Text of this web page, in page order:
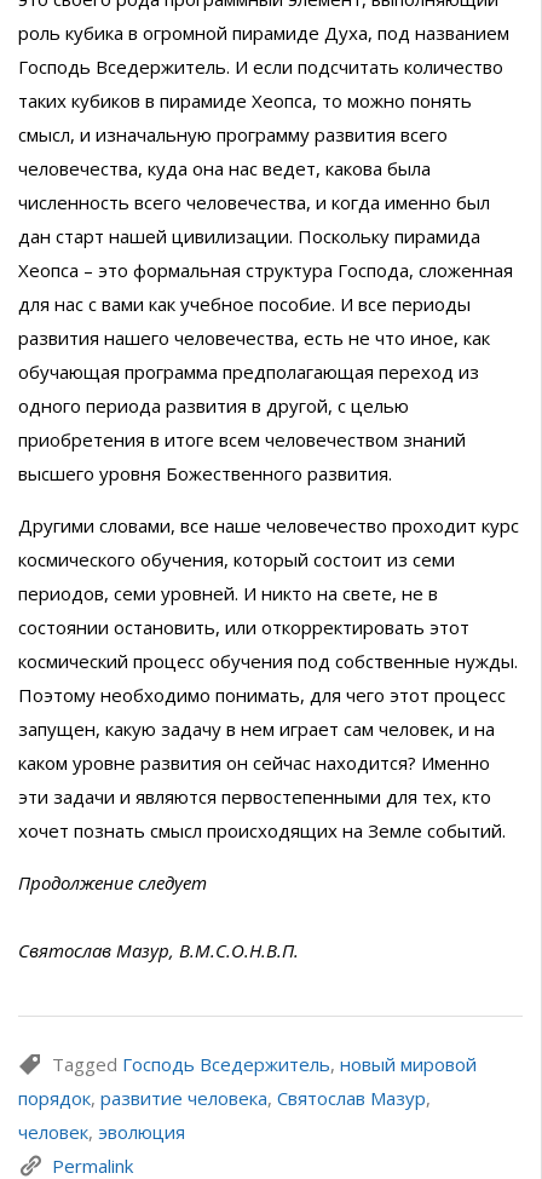
роль кубика в огромной пирамиде Духа, под названием
Господь Вседержитель. И если подсчитать количество
таких кубиков в пирамиде Хеопса, то можно понять
смысл, и изначальную программу развития всего
человечества, куда она нас ведет, какова была
численность всего человечества, и когда именно был
дан старт нашей цивилизации. Поскольку пирамида
Хеопса – это формальная структура Господа, сложенная
для нас с вами как учебное пособие. И все периоды
развития нашего человечества, есть не что иное, как
обучающая программа предполагающая переход из
одного периода развития в другой, с целью
приобретения в итоге всем человечеством знаний
высшего уровня Божественного развития.
Другими словами, все наше человечество проходит курс
космического обучения, который состоит из семи
периодов, семи уровней. И никто на свете, не в
состоянии остановить, или откорректировать этот
космический процесс обучения под собственные нужды.
Поэтому необходимо понимать, для чего этот процесс
запущен, какую задачу в нем играет сам человек, и на
каком уровне развития он сейчас находится? Именно
эти задачи и являются первостепенными для тех, кто
хочет познать смысл происходящих на Земле событий.
Продолжение следует
Святослав Мазур, В.М.С.О.Н.В.П.
Tagged Господь Вседержитель, новый мировой
порядок, развитие человека, Святослав Мазур,
человек, эволюция
Permalink